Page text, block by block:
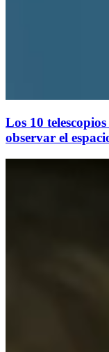
Los 10
observar el